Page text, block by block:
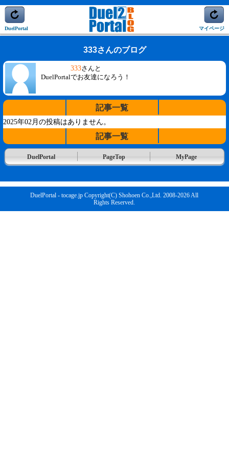
DuelPortal マイページ
333さんのブログ
333さんと
DuelPortalでお友達になろう！
記事一覧
2025年02月の投稿はありません。
記事一覧
DuelPortal PageTop MyPage
DuelPortal - tocage.jp Copyright(C) Shohoen Co.,Ltd. 2008-2026 All
Rights Reserved.